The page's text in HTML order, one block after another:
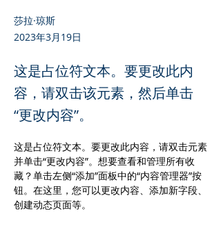
莎拉·琼斯
2023年3月19日
这是占位符文本。要更改此内
容，请双击该元素，然后单击
“更改内容”。
这是占位符文本。要更改此内容，请双击元素
并单击“更改内容”。想要查看和管理所有收
藏？单击左侧“添加”面板中的“内容管理器”按
钮。在这里，您可以更改内容、添加新字段、
创建动态页面等。